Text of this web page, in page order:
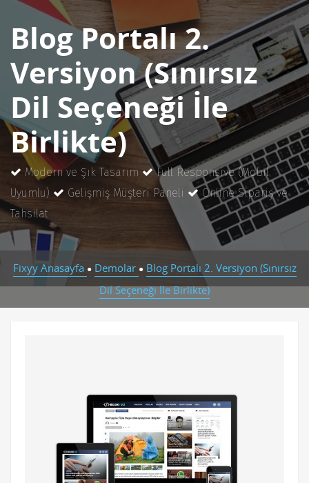
Blog Portalı 2.
Versiyon (Sınırsız
Dil Seçeneği İle
Birlikte)
Modern ve Şık Tasarım
Full Responsive (Mobil
Uyumlu)
Gelişmiş Müşteri Paneli
Online Sipariş ve
Tahsilat
Fixyy Anasayfa ● Demolar ● Blog Portalı 2. Versiyon (Sınırsız
Dil Seçeneği İle Birlikte)